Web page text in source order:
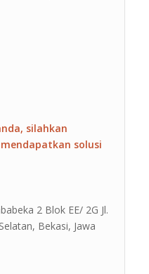
silahkan
solusi
2 Blok EE/ 2G Jl.
Bekasi, Jawa